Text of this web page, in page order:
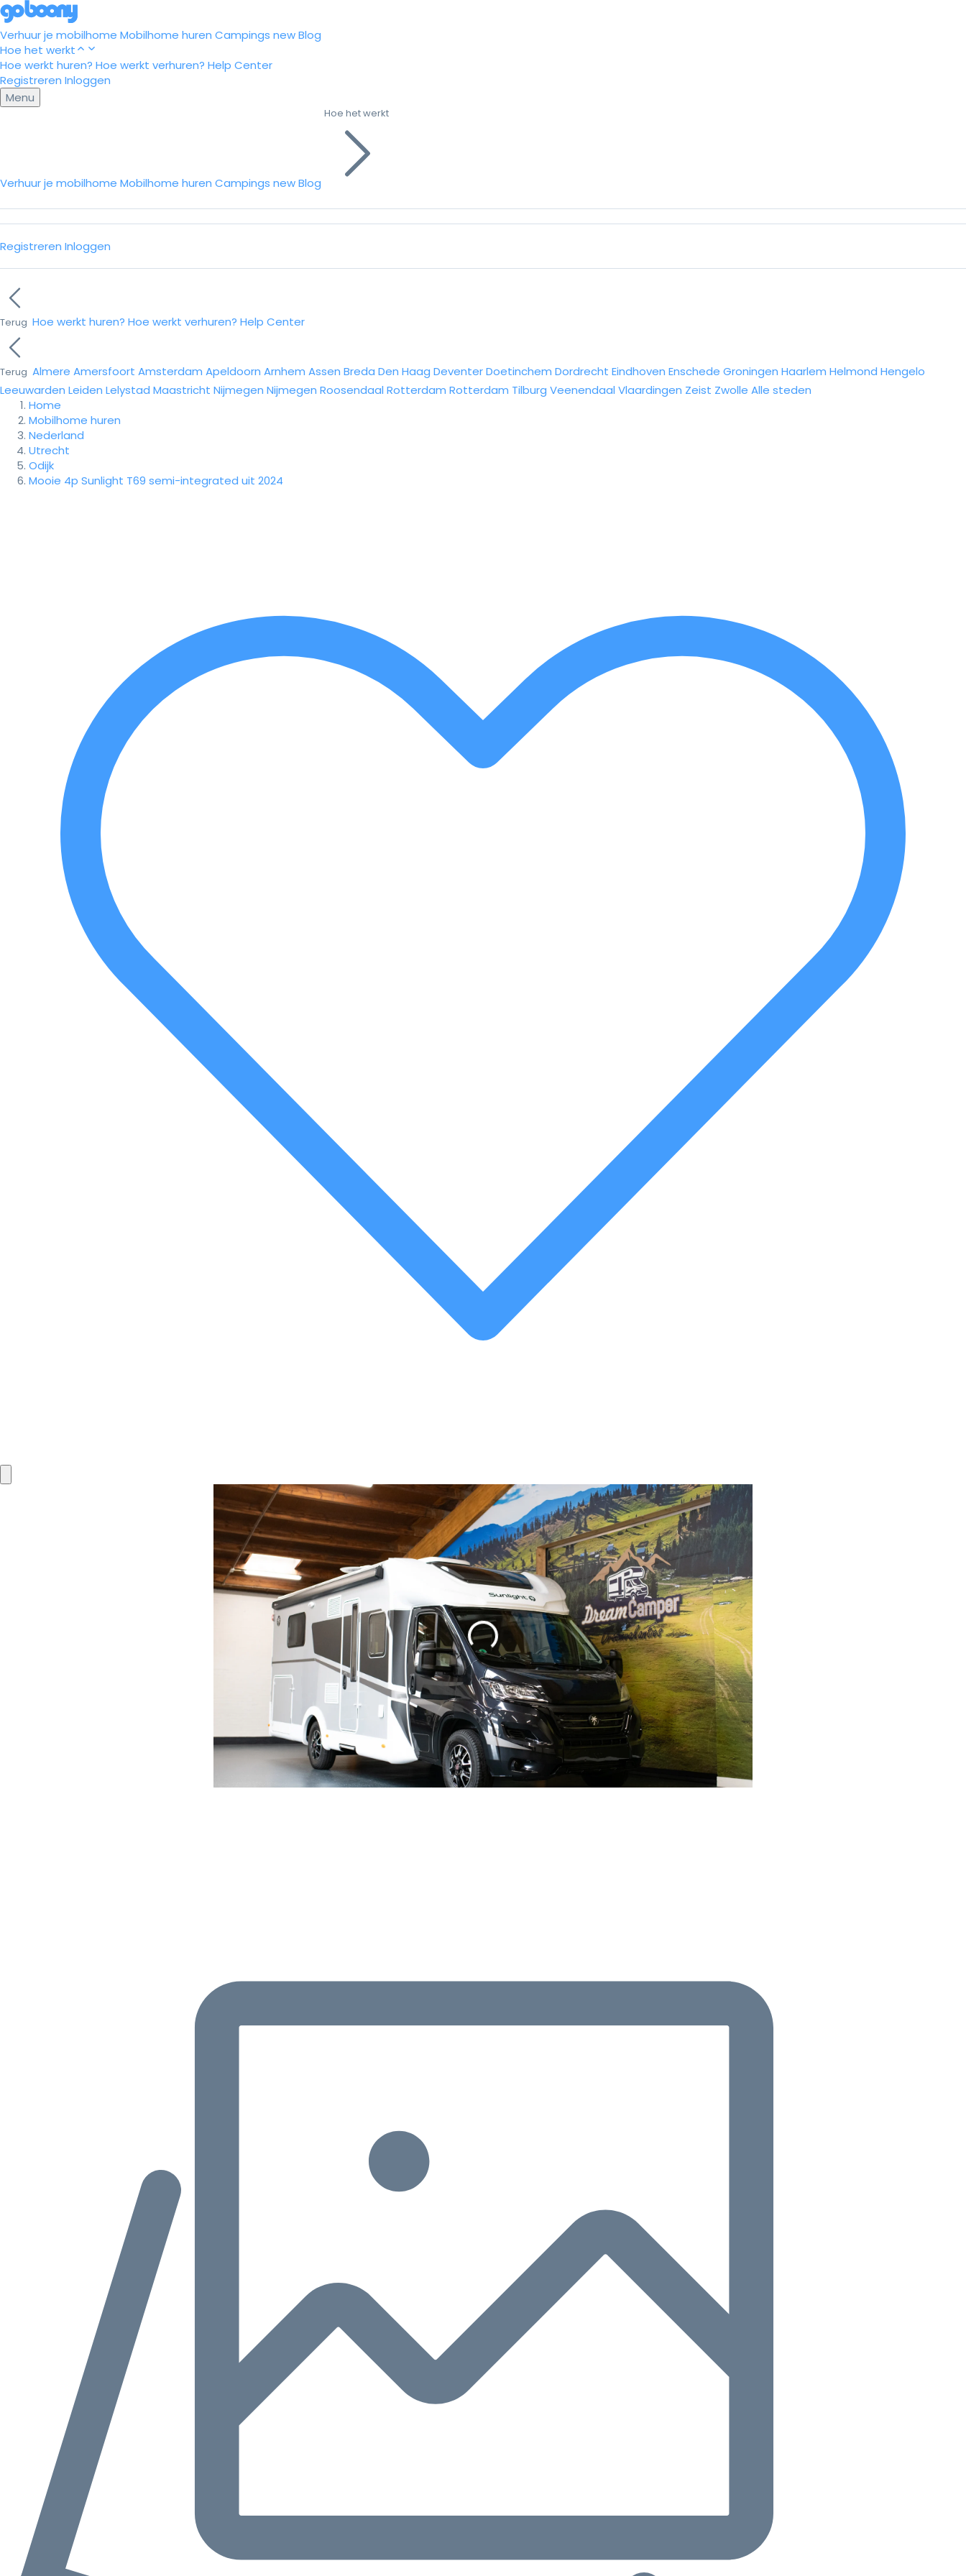
Verhuur je mobilhome Mobilhome huren Campings newBlog
Hoe het werkt
Hoe werkt huren? Hoe werkt verhuren? Help Center
Registreren Inloggen
Menu
Verhuur je mobilhome Mobilhome huren Campings newBlog
Hoe het werkt
Registreren Inloggen
Terug Hoe werkt huren? Hoe werkt verhuren? Help Center
Terug Almere Amersfoort Amsterdam Apeldoorn Arnhem Assen Breda Den Haag DeventerDoetinchem Dordrecht Eindhoven Enschede Groningen Haarlem Helmond Hengelo
Leeuwarden Leiden Lelystad Maastricht Nijmegen Nijmegen Roosendaal Rotterdam Rotterdam Tilburg Veenendaal Vlaardingen Zeist Zwolle Alle steden
Home
Mobilhome huren
Nederland
Utrecht
Odijk
Mooie 4p Sunlight T69 semi-integrated uit 2024